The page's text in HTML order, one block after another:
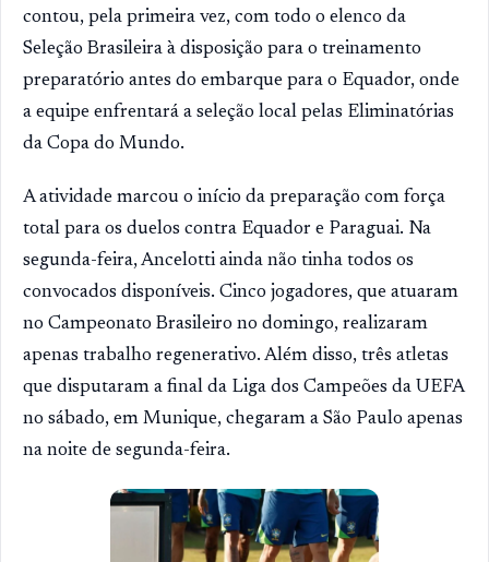
contou, pela primeira vez, com todo o elenco da
Seleção Brasileira à disposição para o treinamento
preparatório antes do embarque para o Equador, onde
a equipe enfrentará a seleção local pelas Eliminatórias
da Copa do Mundo.
A atividade marcou o início da preparação com força
total para os duelos contra Equador e Paraguai. Na
segunda-feira, Ancelotti ainda não tinha todos os
convocados disponíveis. Cinco jogadores, que atuaram
no Campeonato Brasileiro no domingo, realizaram
apenas trabalho regenerativo. Além disso, três atletas
que disputaram a final da Liga dos Campeões da UEFA
no sábado, em Munique, chegaram a São Paulo apenas
na noite de segunda-feira.